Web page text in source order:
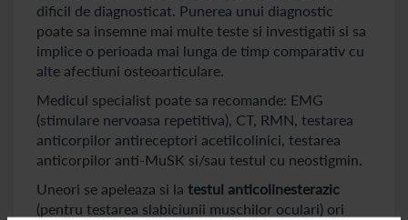
dificil de diagnosticat. Punerea unui diagnostic
poate sa insemne mai multe teste si investigatii si sa
implice o perioada mai lunga de timp comparativ cu
alte afectiuni osteoarticulare.
Medicul specialist poate sa recomande: EMG
(stimulare nervoasa repetitiva), CT, RMN, testarea
anticorpilor antireceptori acetilcolinici, testarea
anticorpilor anti-MuSK si/sau testul cu neostigmin.
Uneori se apeleaza si la testul anticolinesterazic
(pentru testarea slabiciunii muschilor oculari) ori